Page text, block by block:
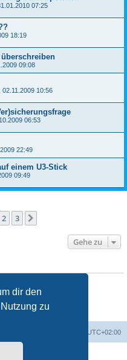
dir den
zu
07:25
18:19
09:08
02.11.2009 10:56
06:53
22:49
einem U3-Stick
09:49
2 3
Gehe zu
erstellen.
löschen.
UTC+02:00
© phpBB Limited